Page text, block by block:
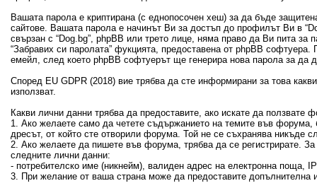
Вашата парола е криптирана (с еднопосочен хеш) за да бъде
сайтове. Вашата парола е начинът Ви за достъп до профилът Ви в
свързан с “Dog.bg”, phpBB или трето лице, няма право да Ви пита
“Забравих си паролата” фукцията, предоставена от phpBB
емейл, след което phpBB софтуерът ще генерира нова парола за да
Според EU GDPR (2018) вие трябва да сте информирани за това
използват.
Какви лични данни трябва да предоставите, ако искате да ползвате
1. Ако желаете само да четете съдържанието на темите във
дресът, от който сте отворили форума. Той не се съхранява никъде
2. Ако желаете да пишете във форума, трябва да се регистрирате.
следните лични данни:
- потребителско име (никнейм), валиден адрес на електронна
3. При желание от ваша страна може да предоставите